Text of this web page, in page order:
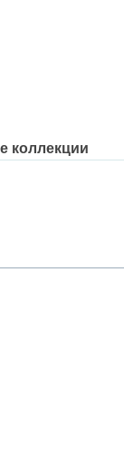
коллекции